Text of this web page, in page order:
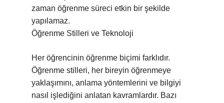
zaman öğrenme süreci etkin bir şekilde
yapılamaz.
Öğrenme Stilleri ve Teknoloji
Her öğrencinin öğrenme biçimi farklıdır.
Öğrenme stilleri, her bireyin öğrenmeye
yaklaşımını, anlama yöntemlerini ve bilgiyi
nasıl işlediğini anlatan kavramlardır. Bazı